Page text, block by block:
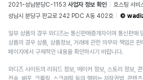
2021-성남분당C-1153 사업자 정보 확인 호스팅 서비
성남시 분당구 판교로 242 PDC A동 402호
©
일부 상품의 경우 와디즈는 통신판매중개자이며 통신판매
상품의 경우 상품, 상품정보, 거래에 관한 의무와 책임은
페이지에서 구체적인 내용을 확인하시기 바랍니다.
와디즈 사이트의 리워드 정보, 메이커 정보, 스토리 정보,